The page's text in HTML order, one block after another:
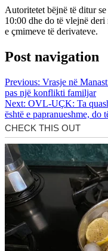
Autoritetet bëjnë të ditur
10:00 dhe do të vlejnë
e çmimeve të derivateve.
Post navigation
Previous: Vrasje në
pas një konflikti familjar
Next: OVL-UÇK: Ta
është e papranueshme, do